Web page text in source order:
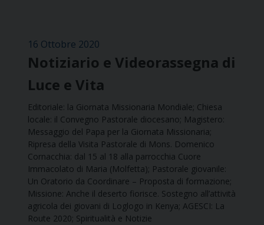
16 Ottobre 2020
Notiziario e Videorassegna di
Luce e Vita
Editoriale: la Giornata Missionaria Mondiale; Chiesa
locale: il Convegno Pastorale diocesano; Magistero:
Messaggio del Papa per la Giornata Missionaria;
Ripresa della Visita Pastorale di Mons. Domenico
Cornacchia: dal 15 al 18 alla parrocchia Cuore
Immacolato di Maria (Molfetta); Pastorale giovanile:
Un Oratorio da Coordinare – Proposta di formazione;
Missione: Anche il deserto fiorisce. Sostegno all’attività
agricola dei giovani di Loglogo in Kenya; AGESCI: La
Route 2020; Spiritualità e Notizie